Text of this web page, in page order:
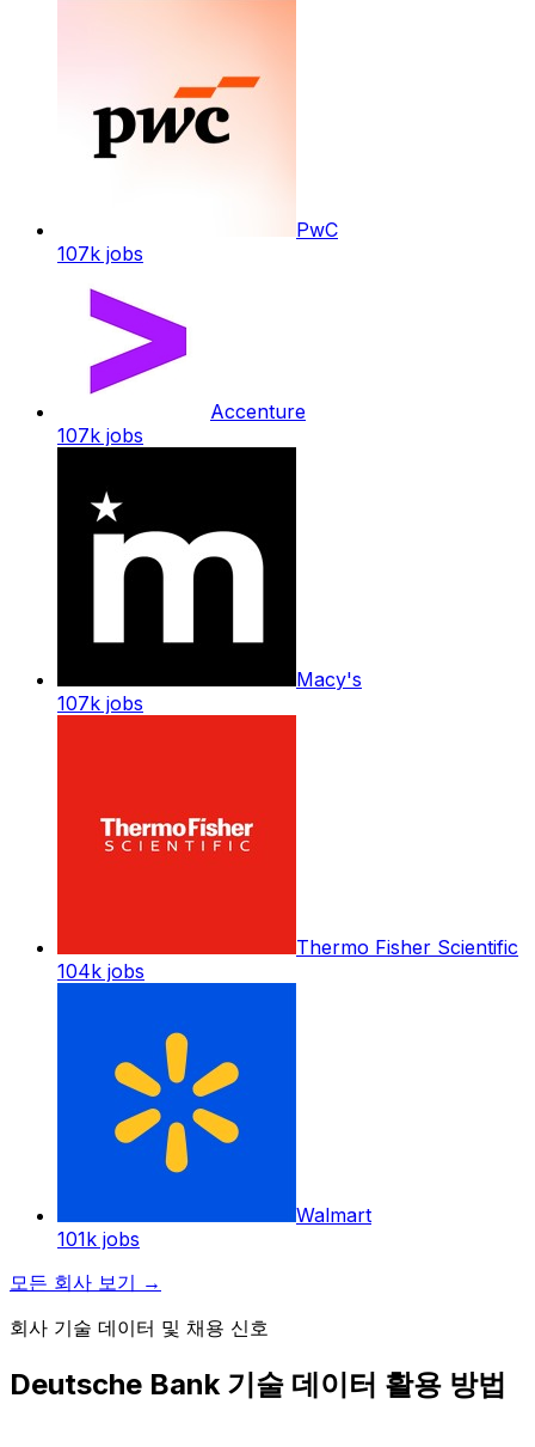
PwC
107k jobs
Accenture
107k jobs
Macy's
107k jobs
Thermo Fisher Scientific
104k jobs
Walmart
101k jobs
모든 회사 보기 →
회사 기술 데이터 및 채용 신호
Deutsche Bank 기술 데이터 활용 방법